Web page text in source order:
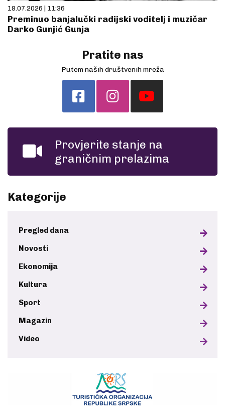
18.07.2026 | 11:36
Preminuo banjalučki radijski voditelj i muzičar
Darko Gunjić Gunja
Pratite nas
Putem naših društvenih mreža
Provjerite stanje na
graničnim prelazima
Kategorije
Pregled dana
Novosti
Ekonomija
Kultura
Sport
Magazin
Video